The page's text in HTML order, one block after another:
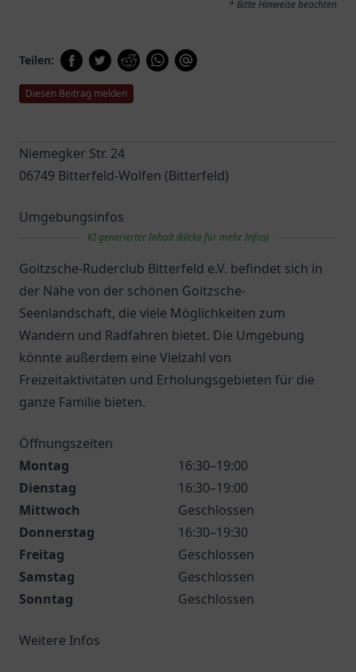
* Bitte Hinweise beachten
Teilen:
Diesen Beitrag melden
Niemegker Str. 24
06749 Bitterfeld-Wolfen (Bitterfeld)
Umgebungsinfos
KI generierter Inhalt (klicke für mehr Infos)
Goitzsche-Ruderclub Bitterfeld e.V. befindet sich in
der Nähe von der schönen Goitzsche-
Seenlandschaft, die viele Möglichkeiten zum
Wandern und Radfahren bietet. Die Umgebung
könnte außerdem eine Vielzahl von
Freizeitaktivitäten und Erholungsgebieten für die
ganze Familie bieten.
Öffnungszeiten
Montag
16:30–19:00
Dienstag
16:30–19:00
Mittwoch
Geschlossen
Donnerstag
16:30–19:30
Freitag
Geschlossen
Samstag
Geschlossen
Sonntag
Geschlossen
Weitere Infos